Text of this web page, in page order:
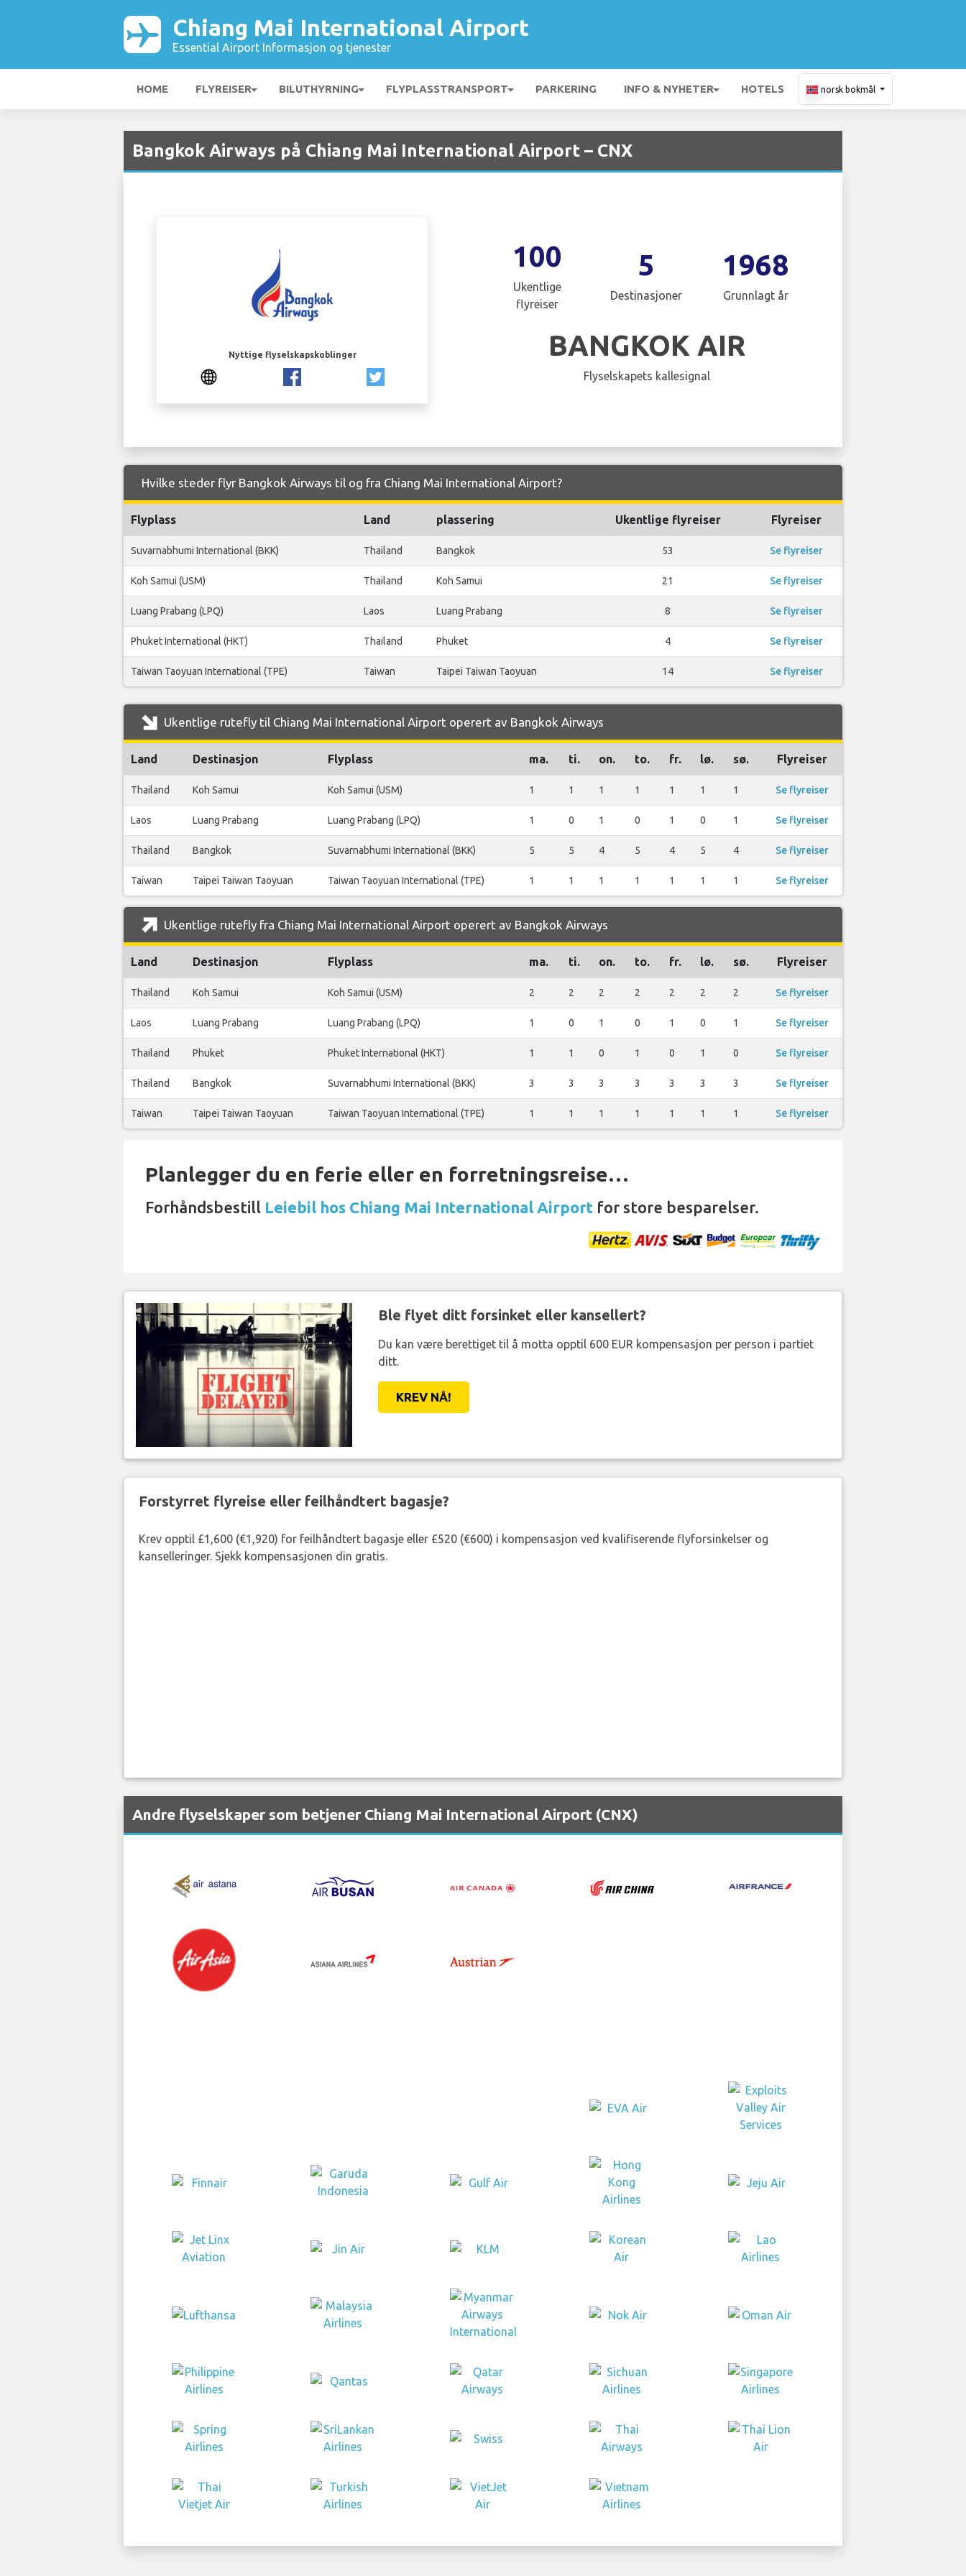
Chiang Mai International Airport
Essential Airport Informasjon og tjenester
HOME FLYREISER BILUTHYRNING FLYPLASSTRANSPORT PARKERING INFO & NYHETER HOTELS norsk bokmål
Bangkok Airways på Chiang Mai International Airport – CNX
Nyttige flyselskapskoblinger
100
Ukentlige
flyreiser
5
Destinasjoner
1968
Grunnlagt år
BANGKOK AIR
Flyselskapets kallesignal
Hvilke steder flyr Bangkok Airways til og fra Chiang Mai International Airport?
Flyplass Land plassering Ukentlige flyreiser Flyreiser
Suvarnabhumi International (BKK) Thailand Bangkok 53 Se flyreiser
Koh Samui (USM) Thailand Koh Samui 21 Se flyreiser
Luang Prabang (LPQ) Laos Luang Prabang 8 Se flyreiser
Phuket International (HKT) Thailand Phuket 4 Se flyreiser
Taiwan Taoyuan International (TPE) Taiwan Taipei Taiwan Taoyuan 14 Se flyreiser
Ukentlige rutefly til Chiang Mai International Airport operert av Bangkok Airways
Land Destinasjon Flyplass ma. ti. on. to. fr. lø. sø. Flyreiser
Thailand Koh Samui Koh Samui (USM) 1 1 1 1 1 1 1 Se flyreiser
Laos Luang Prabang Luang Prabang (LPQ) 1 0 1 0 1 0 1 Se flyreiser
Thailand Bangkok Suvarnabhumi International (BKK) 5 5 4 5 4 5 4 Se flyreiser
Taiwan Taipei Taiwan Taoyuan Taiwan Taoyuan International (TPE) 1 1 1 1 1 1 1 Se flyreiser
Ukentlige rutefly fra Chiang Mai International Airport operert av Bangkok Airways
Land Destinasjon Flyplass ma. ti. on. to. fr. lø. sø. Flyreiser
Thailand Koh Samui Koh Samui (USM) 2 2 2 2 2 2 2 Se flyreiser
Laos Luang Prabang Luang Prabang (LPQ) 1 0 1 0 1 0 1 Se flyreiser
Thailand Phuket Phuket International (HKT) 1 1 0 1 0 1 0 Se flyreiser
Thailand Bangkok Suvarnabhumi International (BKK) 3 3 3 3 3 3 3 Se flyreiser
Taiwan Taipei Taiwan Taoyuan Taiwan Taoyuan International (TPE) 1 1 1 1 1 1 1 Se flyreiser
Planlegger du en ferie eller en forretningsreise…
Forhåndsbestill Leiebil hos Chiang Mai International Airport for store besparelser.
Ble flyet ditt forsinket eller kansellert?
Du kan være berettiget til å motta opptil 600 EUR kompensasjon per person i partiet
ditt.
KREV NÅ!
Forstyrret flyreise eller feilhåndtert bagasje?
Krev opptil £1,600 (€1,920) for feilhåndtert bagasje eller £520 (€600) i kompensasjon ved kvalifiserende flyforsinkelser og
kanselleringer. Sjekk kompensasjonen din gratis.
Andre flyselskaper som betjener Chiang Mai International Airport (CNX)